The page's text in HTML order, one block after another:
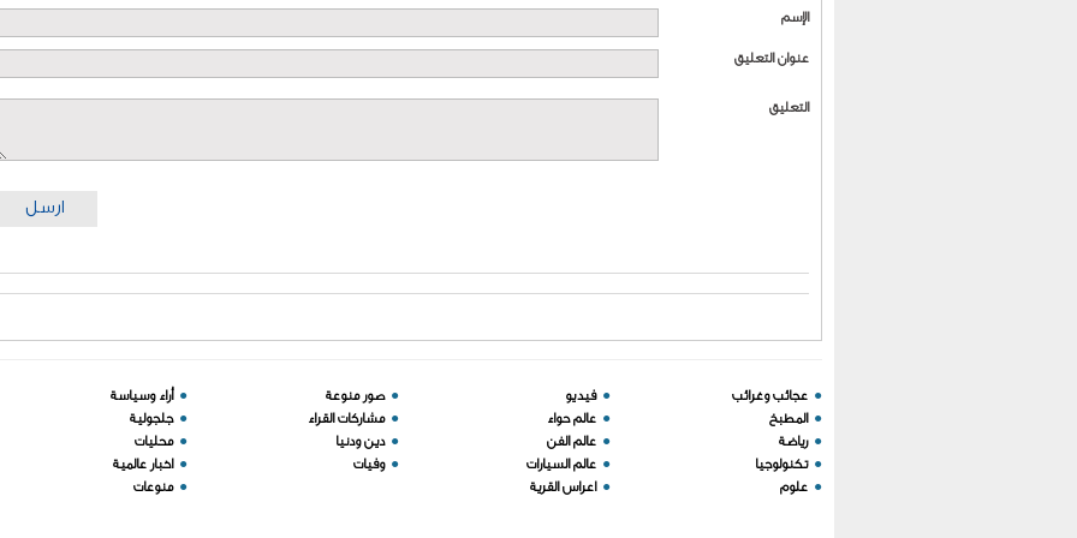
الإسم
عنوان التعليق
التعليق
ارسل
● عجائب وغرائب
● المطبخ
● رياضة
● تكنولوجيا
● علوم
● فيديو
● عالم حواء
● عالم الفن
● عالم السيارات
● اعراس القرية
● صور منوعة
● مشاركات القراء
● دين ودنيا
● وفيات
● أراء وسياسة
● جلجولية
● محليات
● اخبار عالمية
● منوعات